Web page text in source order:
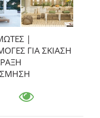
|
ΓΙΑ ΣΚΙΑΣΗ